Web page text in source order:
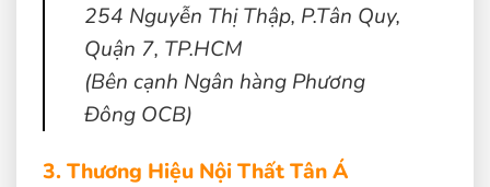
254 Nguyễn Thị Thập, P.Tân Quy,
Quận 7, TP.HCM
(Bên cạnh Ngân hàng Phương
Đông OCB)
3. Thương Hiệu Nội Thất Tân Á